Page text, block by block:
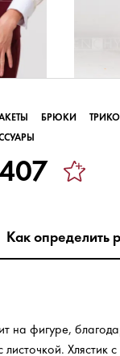
БРЮКИ
Как определить
на фигуре,
Хлястик